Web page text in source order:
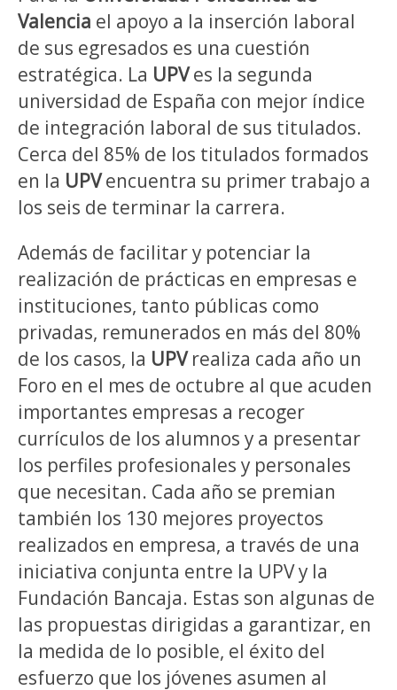
Valencia el apoyo a la inserción laboral
de sus egresados es una cuestión
estratégica. La UPVes la segunda
universidad de España con mejor índice
de integración laboral de sus titulados.
Cerca del 85% de los titulados formados
en la UPVencuentra su primer trabajo a
los seis de terminar la carrera.
Además de facilitar y potenciar la
realización de prácticas en empresas e
instituciones, tanto públicas como
privadas, remunerados en más del 80%
de los casos, la UPVrealiza cada año un
Foro en el mes de octubre al que acuden
importantes empresas a recoger
currículos de los alumnos y a presentar
los perfiles profesionales y personales
que necesitan. Cada año se premian
también los 130 mejores proyectos
realizados en empresa, a través de una
iniciativa conjunta entre la UPV y la
Fundación Bancaja. Estas son algunas de
las propuestas dirigidas a garantizar, en
la medida de lo posible, el éxito del
esfuerzo que los jóvenes asumen al